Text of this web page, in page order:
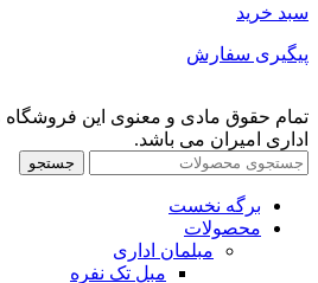
سبد خرید
پیگیری سفارش
تمام حقوق مادی و معنوی این
اداری امیران می باشد.
جستجو
برگه نخست
محصولات
مبلمان اداری
مبل تک نفره